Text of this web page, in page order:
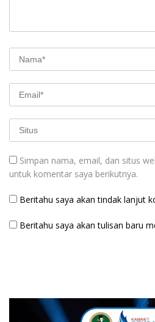
Simpan nama, email, dan situs
untuk komentar saya berikutnya.
Beritahu saya akan tindak lanjut
Beritahu saya akan tulisan baru